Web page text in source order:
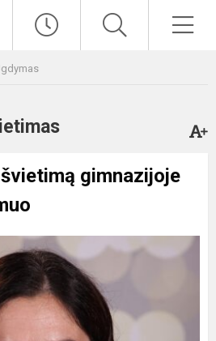
gimnazijoje